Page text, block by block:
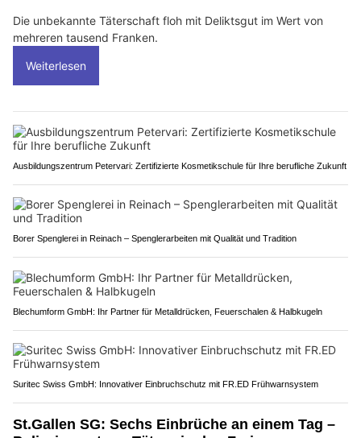
Die unbekannte Täterschaft floh mit Deliktsgut im Wert von
mehreren tausend Franken.
Weiterlesen
Ausbildungszentrum Petervari: Zertifizierte Kosmetikschule für Ihre berufliche Zukunft
Borer Spenglerei in Reinach – Spenglerarbeiten mit Qualität und Tradition
Blechumform GmbH: Ihr Partner für Metalldrücken, Feuerschalen & Halbkugeln
Suritec Swiss GmbH: Innovativer Einbruchschutz mit FR.ED Frühwarnsystem
St.Gallen SG: Sechs Einbrüche an einem Tag –